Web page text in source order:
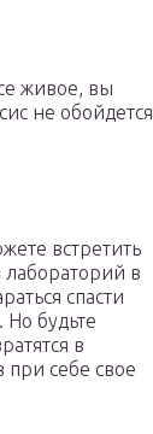
живое, вы
не обойдется
встретить
в
спасти
будьте
в
себе свое